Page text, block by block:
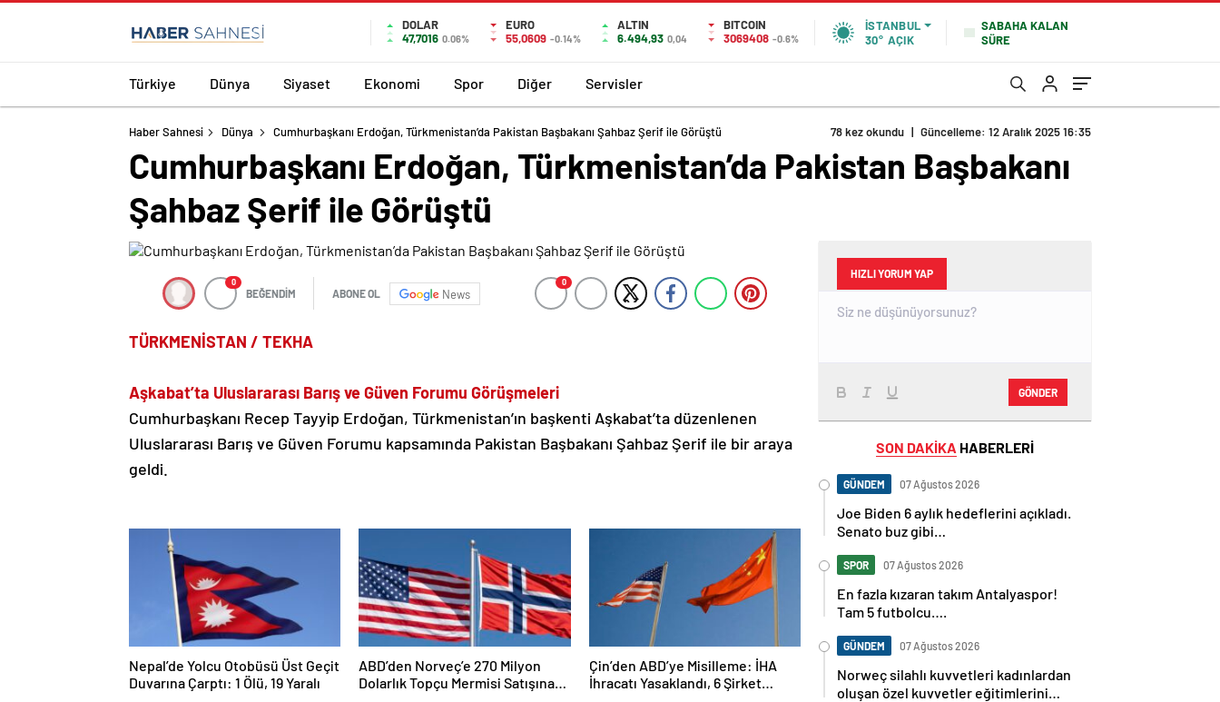
DOLAR
47,7016 0.06%
EURO
55,0609 -0.14%
ALTIN
6.494,93 0,04
BITCOIN
3069408 -0.6%
İSTANBUL
30° AÇIK
SABAHA KALAN
SÜRE
Türkiye Dünya Siyaset Ekonomi Spor Diğer Servisler
Haber Sahnesi Dünya Cumhurbaşkanı Erdoğan, Türkmenistan’da Pakistan Başbakanı Şahbaz Şerif ile Görüştü 78 kez okundu | Güncelleme: 12 Aralık 2025 16:35
Cumhurbaşkanı Erdoğan, Türkmenistan’da Pakistan Başbakanı
Şahbaz Şerif ile Görüştü
0
BEĞENDİM ABONE OL News
0
TÜRKMENİSTAN / TEKHA
Aşkabat’ta Uluslararası Barış ve Güven Forumu Görüşmeleri
Cumhurbaşkanı Recep Tayyip Erdoğan, Türkmenistan’ın başkenti Aşkabat’ta düzenlenen
Uluslararası Barış ve Güven Forumu kapsamında Pakistan Başbakanı Şahbaz Şerif ile bir araya
geldi.
Nepal’de Yolcu Otobüsü Üst Geçit
Duvarına Çarptı: 1 Ölü, 19 Yaralı
ABD’den Norveç’e 270 Milyon
Dolarlık Topçu Mermisi Satışına
Çin’den ABD’ye Misilleme: İHA
İhracatı Yasaklandı, 6 Şirket
HIZLI YORUM YAP
GÖNDER
SON DAKİKA HABERLERİ
GÜNDEM 07 Ağustos 2026
Joe Biden 6 aylık hedeflerini açıkladı.
Senato buz gibi…
SPOR 07 Ağustos 2026
En fazla kızaran takım Antalyaspor!
Tam 5 futbolcu….
GÜNDEM 07 Ağustos 2026
Norweç silahlı kuvvetleri kadınlardan
oluşan özel kuvvetler eğitimlerini